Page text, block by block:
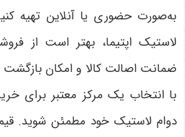
به‌صورت حضوری یا آنلاین تهیه
لاستیک اپتیما، بهتر است از
ضمانت اصالت کالا و امکان
با انتخاب یک مرکز معتبر برای
دوام لاستیک خود مطمئن شوید.